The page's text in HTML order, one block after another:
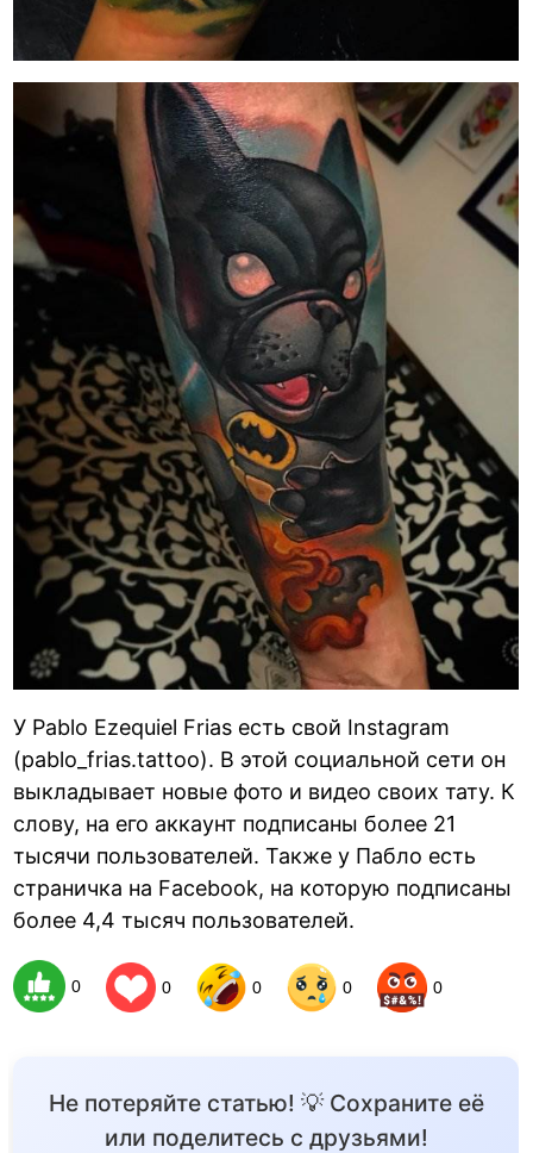
У Pablo Ezequiel Frias есть свой Instagram
(pablo_frias.tattoo). В этой социальной сети он
выкладывает новые фото и видео своих тату. К
слову, на его аккаунт подписаны более 21
тысячи пользователей. Также у Пабло есть
страничка на Facebook, на которую подписаны
более 4,4 тысяч пользователей.
0 0 0 0 0
Не потеряйте статью! 💡 Сохраните её
или поделитесь с друзьями!